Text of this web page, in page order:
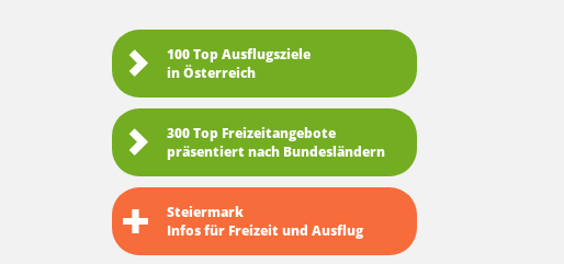
100 Top Ausflugsziele
in Österreich
300 Top Freizeitangebote
präsentiert nach Bundesländern
Steiermark
Infos für Freizeit und Ausflug